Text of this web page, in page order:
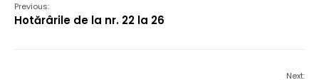
Previous:
Hotărârile de la nr. 22 la 26
Next: